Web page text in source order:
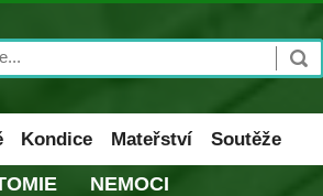
Kondice Mateřství Soutěže
NEMOCI